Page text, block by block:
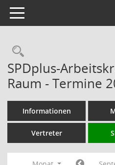
Toggle navigation
SPDplus-
Raum - Termine
Informationen
Vertreter